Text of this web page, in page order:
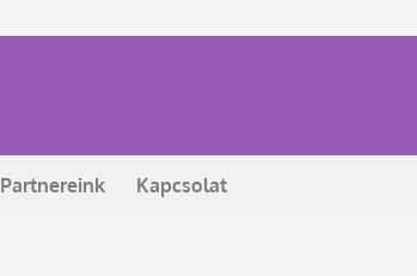
Partnereink Kapcsolat